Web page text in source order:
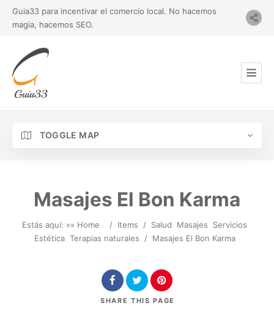
Guia33 para incentivar el comercio local. No hacemos
magia, hacemos SEO.
TOGGLE MAP
Masajes El Bon Karma
Estás aquí: »» Home / Items / Salud Masajes
Servicios
Estética Terapias naturales / Masajes El Bon Karma
SHARE THIS PAGE